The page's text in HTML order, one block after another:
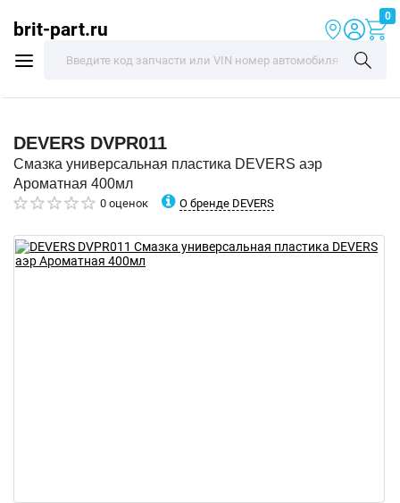
brit-part.ru
0
DEVERS DVPR011
Смазка универсальная пластика DEVERS аэр
Ароматная 400мл
0 оценок О бренде DEVERS